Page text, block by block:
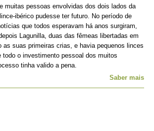
muitas pessoas envolvidas dos dois lados da
ibérico pudesse ter futuro. No período de
que todos esperavam há anos surgiram,
Lagunilla, duas das fêmeas libertadas em
as suas primeiras crias, e havia pequenos linces
todo o investimento pessoal dos muitos
tinha valido a pena.
Saber mais